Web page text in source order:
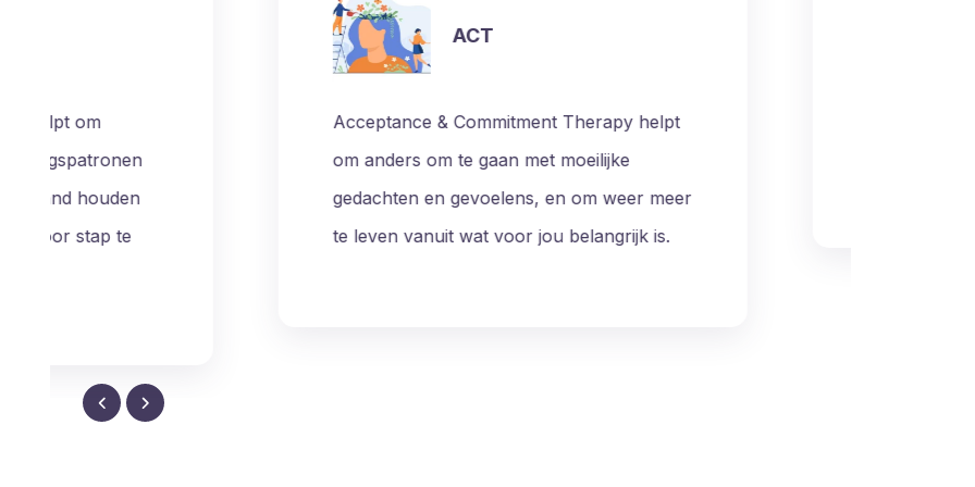
Acceptance & Commitment Therapy helpt
om anders om te gaan met moeilijke
gedachten en gevoelens, en om weer meer
te leven vanuit wat voor jou belangrijk is.
depressieve klachten samenhangen